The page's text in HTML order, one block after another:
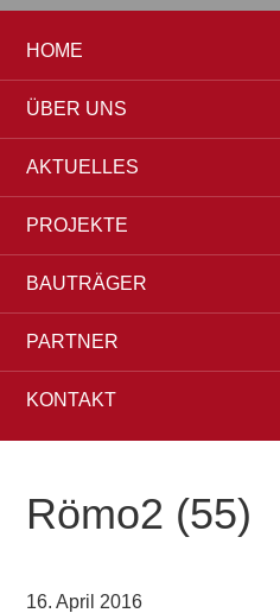
HOME
ÜBER UNS
AKTUELLES
PROJEKTE
BAUTRÄGER
PARTNER
KONTAKT
Römo2 (55)
16. April 2016